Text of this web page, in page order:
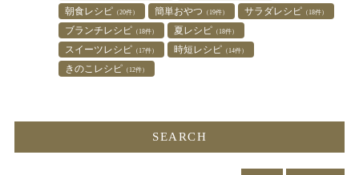
朝食レシピ （20件） 簡単おやつ （19件） サラダレシピ （18件）
ブランチレシピ （18件） 夏レシピ （18件）
スイーツレシピ （17件） 時短レシピ （14件）
きのこレシピ （12件）